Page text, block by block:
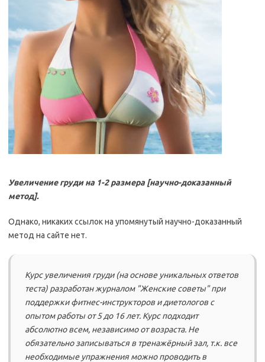
Увеличение груди на 1-2 размера [научно-доказанный
метод].
Однако, никаких ссылок на упомянутый научно-доказанный
метод на сайте нет.
Курс увеличения груди (на основе уникальных ответов
теста) разработан журналом "Женские советы" при
поддержки фитнес-инструкторов и диетологов с
опытом работы от 5 до 16 лет. Курс подходит
абсолютно всем, независимо от возраста. Не
обязательно записываться в тренажёрный зал, т.к. все
необходимые упражнения можно проводить в